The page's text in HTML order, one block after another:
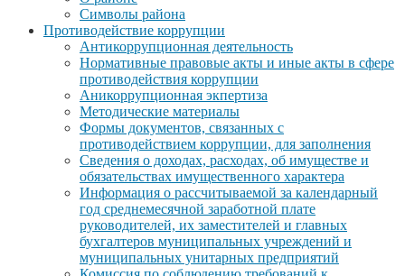
Символы района
Противодействие коррупции
Антикоррупционная деятельность
Нормативные правовые акты и иные акты в сфере
противодействия коррупции
Аникоррупционная экпертиза
Методические материалы
Формы документов, связанных с
противодействием коррупции, для заполнения
Сведения о доходах, расходах, об имуществе и
обязательствах имущественного характера
Информация о рассчитываемой за календарный
год среднемесячной заработной плате
руководителей, их заместителей и главных
бухгалтеров муниципальных учреждений и
муниципальных унитарных предприятий